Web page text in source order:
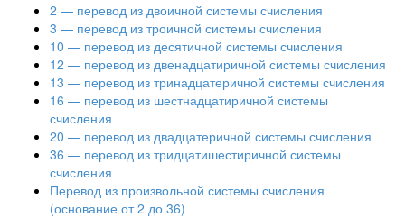
2 — перевод из двоичной системы счисления
3 — перевод из троичной системы счисления
10 — перевод из десятичной системы счисления
12 — перевод из двенадцатиричной системы счисления
13 — перевод из тринадцатеричной системы счисления
16 — перевод из шестнадцатиричной системы
счисления
20 — перевод из двадцатеричной системы счисления
36 — перевод из тридцатишестиричной системы
счисления
Перевод из произвольной системы счисления
(основание от 2 до 36)